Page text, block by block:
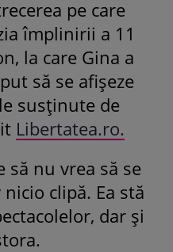
pe care
împlinirii a 11
la care Gina a
să se afișeze
susținute de
Libertatea.ro.
să nu vrea să se
clipă. Ea stă
dar și